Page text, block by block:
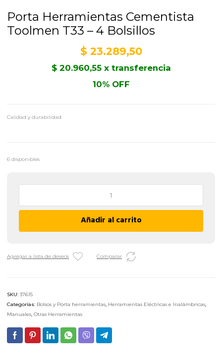
Porta Herramientas Cementista
Toolmen T33 – 4 Bolsillos
$ 23.289,50
$20.960,55x transferencia
10% OFF
Calidad y durabilidad
6 disponibles
Cementista
T33
4
Añadir al carrito
Agregar a lista de deseos Comparar
SKU: 37615
Categorías: Bolsos y Porta herramientas, Herramientas Eléctricas e Inalámbricas,
Manuales, Otras Herramientas